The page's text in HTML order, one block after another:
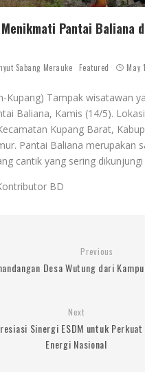
Pantai Baliana
Sabang Merauke Featured May
Kupang) Tampak wisatawan
Baliana, Kamis (14/5).
Kupang Barat,
Pantai Baliana merupakan
cantik yang sering
BD
Previous
Desa Wutung dari
Next
Sinergi ESDM untuk
Energi Nasional